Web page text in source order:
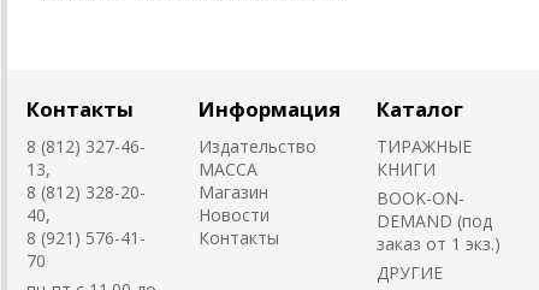
Контакты
8 (812) 327-46-
13,
8 (812) 328-20-
40,
8 (921) 576-41-
70
Информация
Издательство
MACCA
Магазин
Новости
Контакты
Каталог
ТИРАЖНЫЕ
КНИГИ
BOOK-ON-
DEMAND (под
заказ от 1 экз.)
ДРУГИЕ